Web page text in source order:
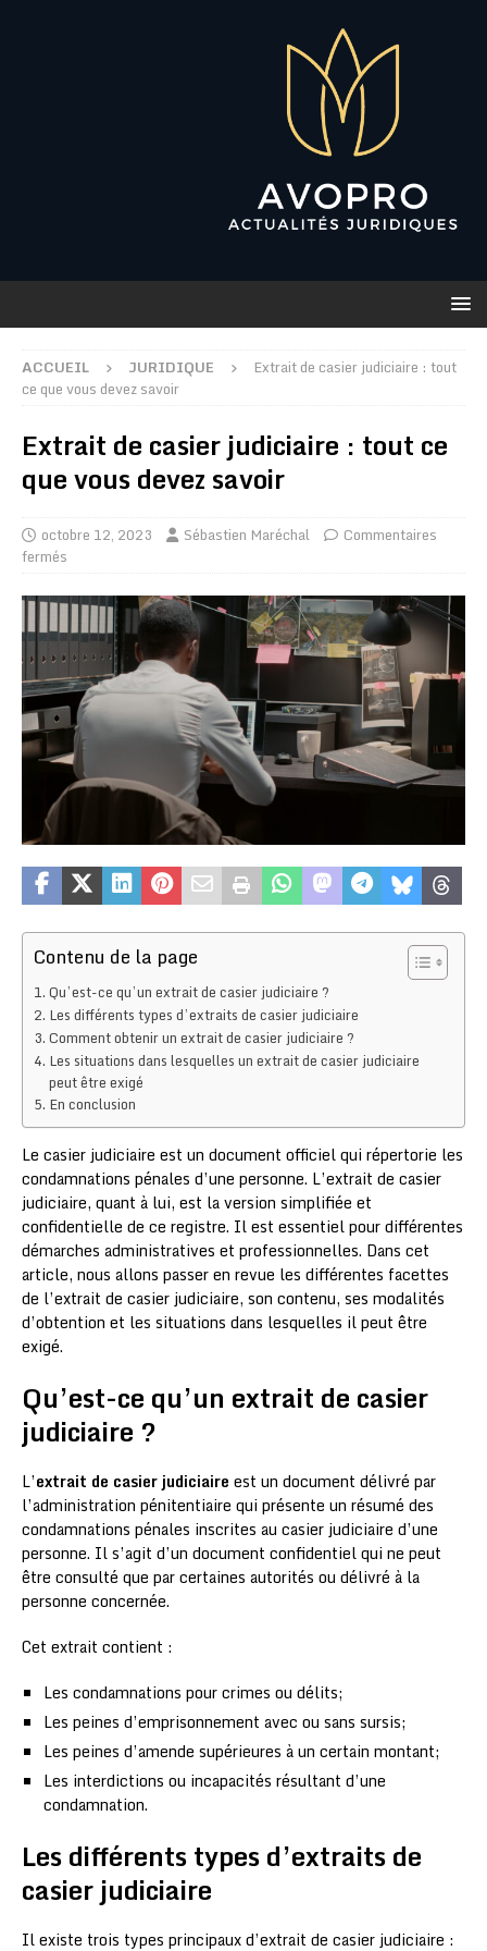
ACCUEIL JURIDIQUE
Extrait de casier judiciaire : tout
ce que vous devez savoir
Extrait de casier judiciaire : tout ce
que vous devez savoir
octobre 12, 2023 Sébastien Maréchal
Commentaires
fermés
Contenu de la page
Qu’est-ce qu’un extrait de casier judiciaire ?
Les différents types d’extraits de casier judiciaire
Comment obtenir un extrait de casier judiciaire ?
Les situations dans lesquelles un extrait de casier judiciaire
peut être exigé
En conclusion
Le casier judiciaire est un document officiel qui répertorie les
condamnations pénales d’une personne. L’extrait de casier
judiciaire, quant à lui, est la version simplifiée et
confidentielle de ce registre. Il est essentiel pour différentes
démarches administratives et professionnelles. Dans cet
article, nous allons passer en revue les différentes facettes
de l’extrait de casier judiciaire, son contenu, ses modalités
d’obtention et les situations dans lesquelles il peut être
exigé.
Qu’est-ce qu’un extrait de casier
judiciaire ?
L’extrait de casier judiciaire est un document délivré par
l’administration pénitentiaire qui présente un résumé des
condamnations pénales inscrites au casier judiciaire d’une
personne. Il s’agit d’un document confidentiel qui ne peut
être consulté que par certaines autorités ou délivré à la
personne concernée.
Cet extrait contient :
Les condamnations pour crimes ou délits;
Les peines d’emprisonnement avec ou sans sursis;
Les peines d’amende supérieures à un certain montant;
Les interdictions ou incapacités résultant d’une
condamnation.
Les différents types d’extraits de
casier judiciaire
Il existe trois types principaux d’extrait de casier judiciaire :